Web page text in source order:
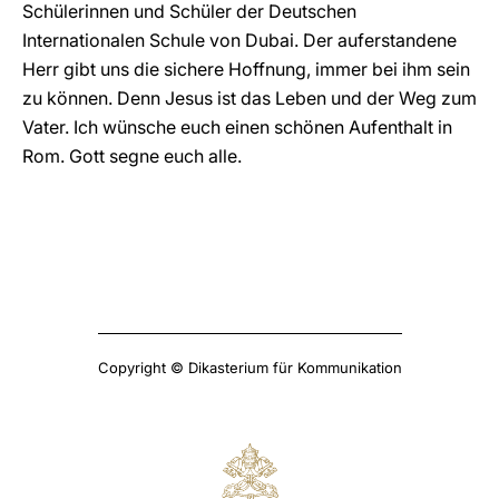
Schülerinnen und Schüler der Deutschen
Internationalen Schule von Dubai. Der auferstandene
Herr gibt uns die sichere Hoffnung, immer bei ihm sein
zu können. Denn Jesus ist das Leben und der Weg zum
Vater. Ich wünsche euch einen schönen Aufenthalt in
Rom. Gott segne euch alle.
Copyright © Dikasterium für Kommunikation